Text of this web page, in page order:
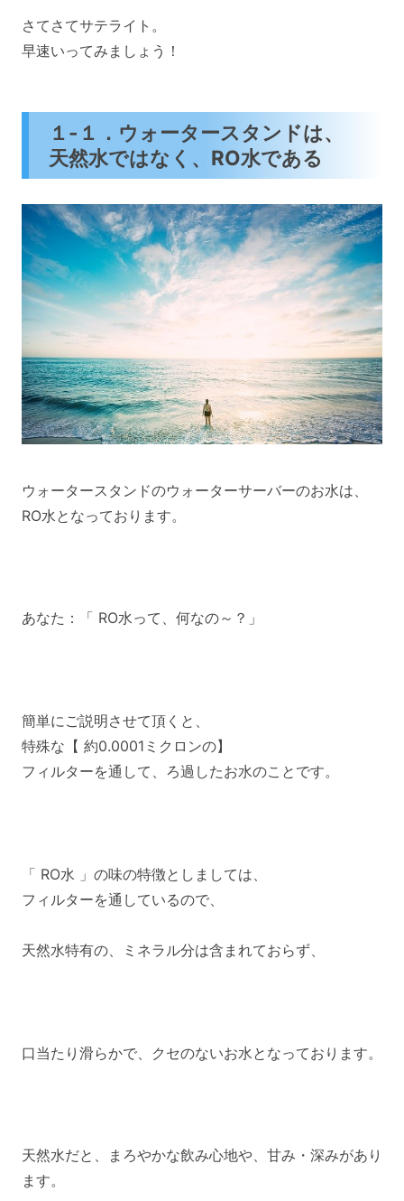
さてさてサテライト。
早速いってみましょう！
１-１．ウォータースタンドは、
天然水ではなく、RO水である
ウォータースタンドのウォーターサーバーのお水は、
RO水となっております。
あなた：「 RO水って、何なの～？」
簡単にご説明させて頂くと、
特殊な【 約0.0001ミクロンの】
フィルターを通して、ろ過したお水のことです。
「 RO水 」の味の特徴としましては、
フィルターを通しているので、
天然水特有の、ミネラル分は含まれておらず、
口当たり滑らかで、クセのないお水となっております。
天然水だと、まろやかな飲み心地や、甘み・深みがあり
ます。